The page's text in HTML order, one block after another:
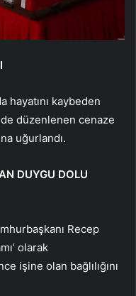
hayatını kaybeden
düzenlenen cenaze
uğurlandı.
DUYGU DOLU
Recep
olarak
işine olan bağlılığını